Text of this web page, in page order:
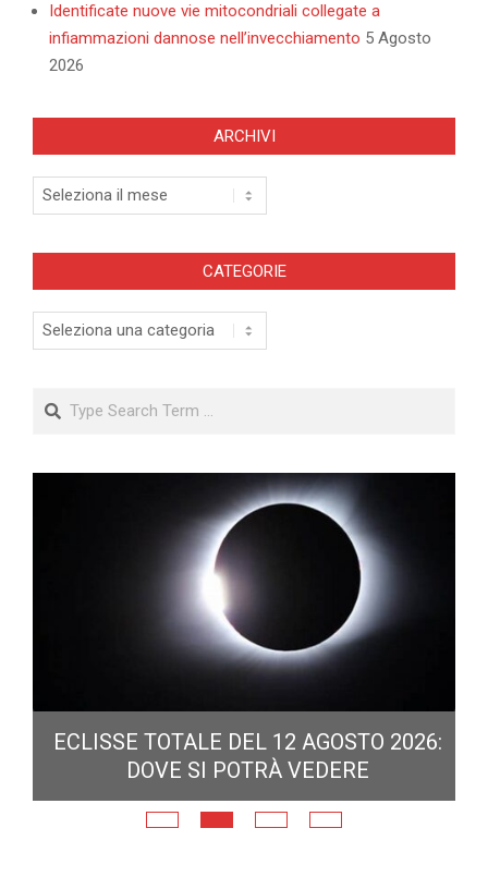
Identificate nuove vie mitocondriali collegate a
infiammazioni dannose nell’invecchiamento 5 Agosto
2026
ARCHIVI
Archivi
CATEGORIE
Categorie
Search
ECLISSE TOTALE DEL 12 AGOSTO 2026:
DOVE SI POTRÀ VEDERE